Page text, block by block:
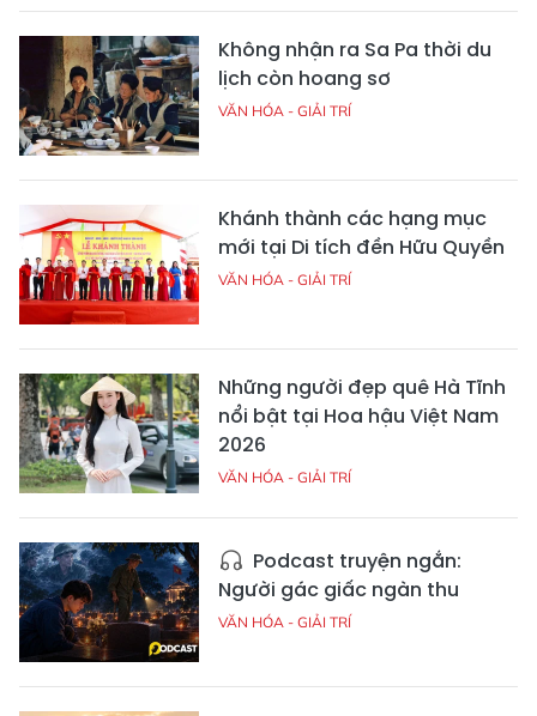
Không nhận ra Sa Pa thời du
lịch còn hoang sơ
VĂN HÓA - GIẢI TRÍ
Khánh thành các hạng mục
mới tại Di tích đền Hữu Quyền
VĂN HÓA - GIẢI TRÍ
Những người đẹp quê Hà Tĩnh
nổi bật tại Hoa hậu Việt Nam
2026
VĂN HÓA - GIẢI TRÍ
Podcast truyện ngắn:
Người gác giấc ngàn thu
VĂN HÓA - GIẢI TRÍ